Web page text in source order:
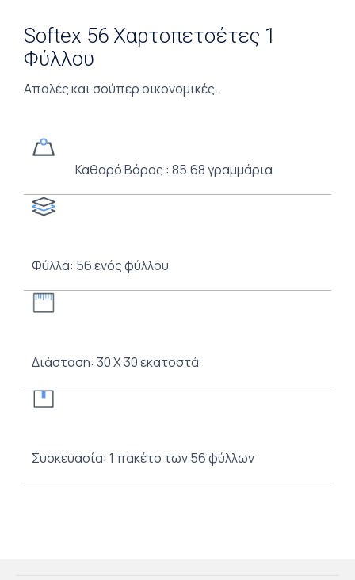
Softex 56 Χαρτοπετσέτες 1
Φύλλου
Απαλές και σούπερ οικονομικές.
Καθαρό Βάρος : 85.68 γραμμάρια
Φύλλα: 56 ενός φύλλου
Διάσταση: 30 Χ 30 εκατοστά
Συσκευασία: 1 πακέτo των 56 φύλλων